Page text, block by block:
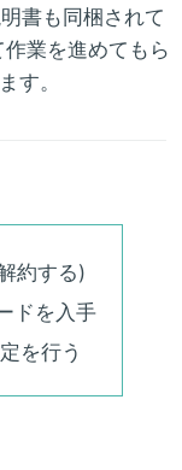
書も同梱されて
業を進めてもら
す。
約する)
ドを入手
を行う